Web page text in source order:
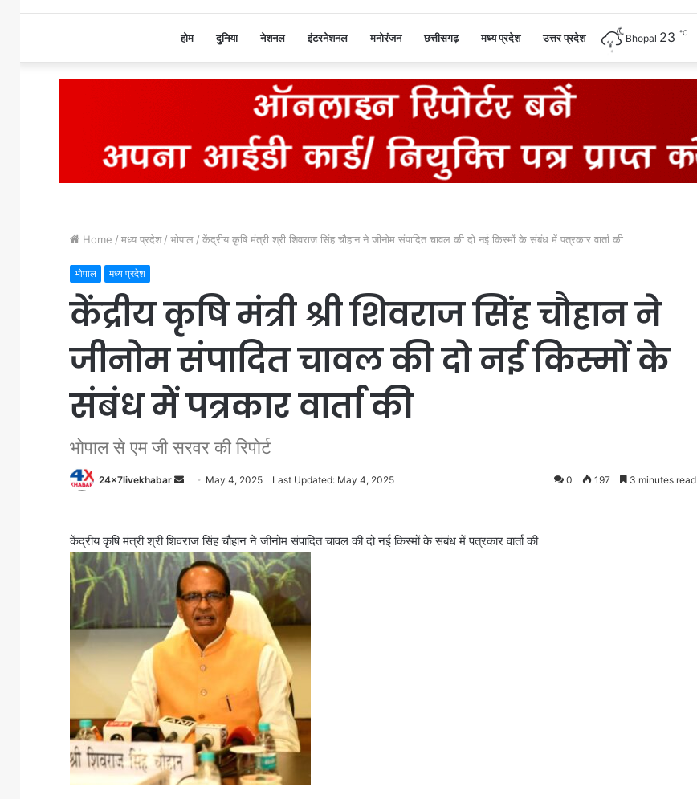
होम दुनिया नेशनल इंटरनेशनल मनोरंजन छत्तीसगढ़ मध्य प्रदेश उत्तर प्रदेश Bhopal 23 ℃
Home / मध्य प्रदेश / भोपाल / केंद्रीय कृषि मंत्री श्री शिवराज सिंह चौहान ने जीनोम संपादित चावल की दो नई किस्मों के संबंध में पत्रकार वार्ता की
भोपाल मध्य प्रदेश
केंद्रीय कृषि मंत्री श्री शिवराज सिंह चौहान ने
जीनोम संपादित चावल की दो नई किस्मों के
संबंध में पत्रकार वार्ता की
भोपाल से एम जी सरवर की रिपोर्ट
24x7livekhabar
Send May 4, 2025 Last Updated: May 4, 2025 0 197 3 minutes read
केंद्रीय कृषि मंत्री श्री शिवराज सिंह चौहान ने जीनोम संपादित चावल की दो नई किस्मों के संबंध में पत्रकार वार्ता की